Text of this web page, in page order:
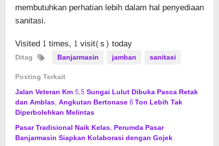
membutuhkan perhatian lebih dalam hal penyediaan
sanitasi.
Visited 1 times, 1 visit(s) today
Ditag Banjarmasin jamban
sanitasi
Posting Terkait
Jalan Veteran Km 5,5 Sungai Lulut Dibuka Pasca Retak
dan Amblas, Angkutan Bertonase 6 Ton Lebih Tak
Diperbolehkan Melintas
Pasar Tradisional Naik Kelas, Perumda Pasar
Banjarmasin Siapkan Kolaborasi dengan Gojek